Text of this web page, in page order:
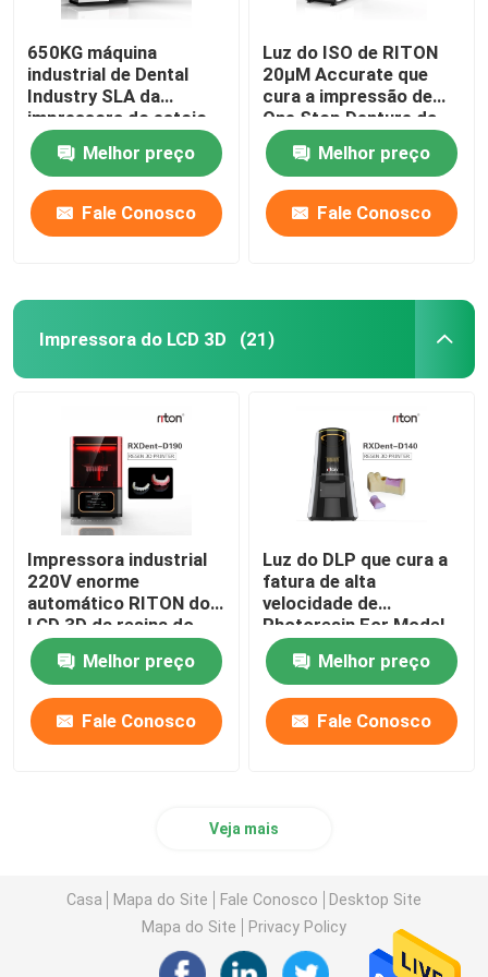
650KG máquina
industrial de Dental
Industry SLA da
impressora do estojo
compacto DLMS 3D
Melhor preço
Fale Conosco
Luz do ISO de RITON
20μM Accurate que
cura a impressão de
One Stop Denture da
impressora 3D
Melhor preço
Fale Conosco
Impressora do LCD 3D (21)
Impressora industrial
220V enorme
automático RITON do
LCD 3D da resina do
ISO 13485
Melhor preço
Fale Conosco
Luz do DLP que cura a
fatura de alta
velocidade de
Photoresin For Model
da impressora 3d
Melhor preço
Fale Conosco
Veja mais
Casa Mapa do Site Fale Conosco
Desktop Site
Mapa do Site
Privacy Policy